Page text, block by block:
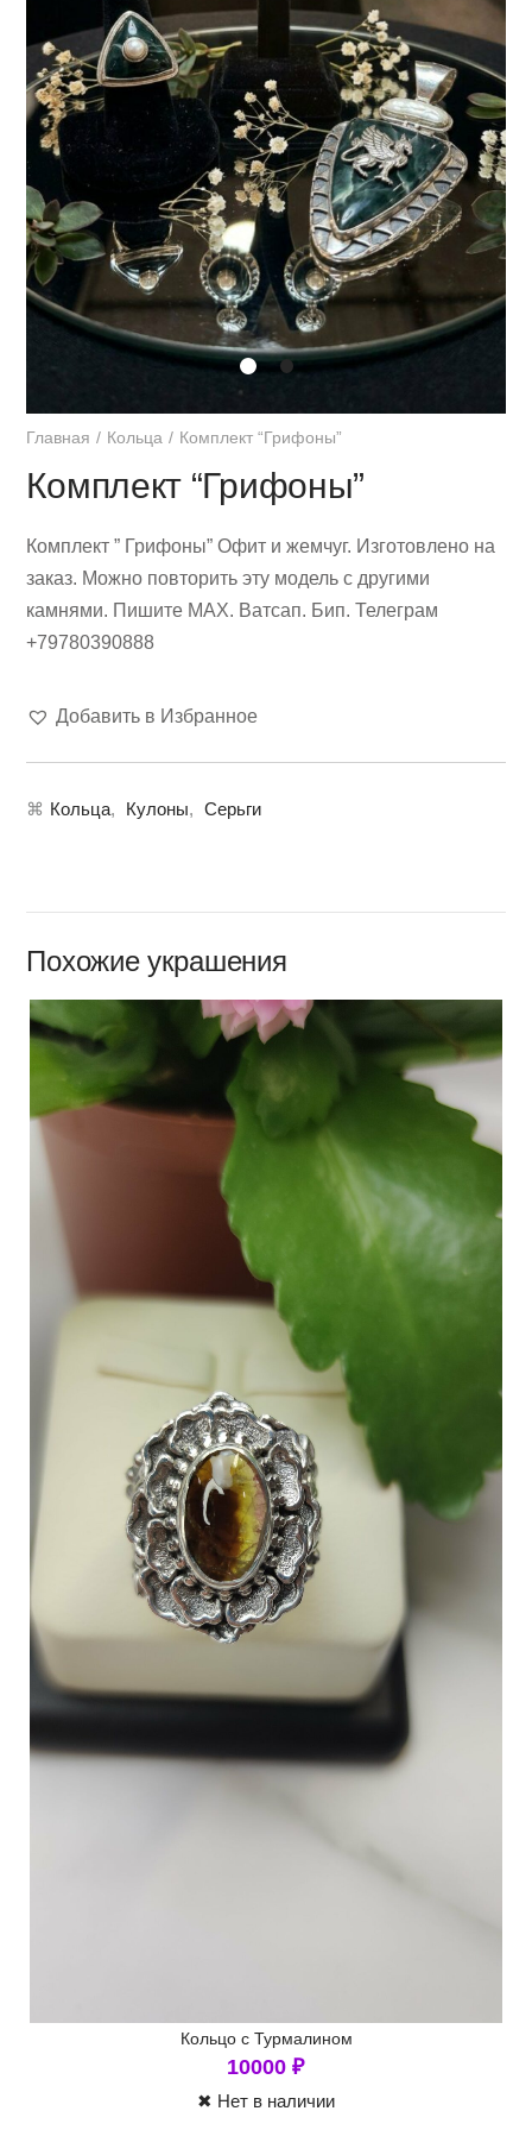
Главная Кольца Комплект “Грифоны”
Комплект “Грифоны”
Комплект ” Грифоны” Офит и жемчуг. Изготовлено на
заказ. Можно повторить эту модель с другими
камнями. Пишите МАХ. Ватсап. Бип. Телеграм
+79780390888
Добавить в Избранное
⌘ Кольца, Кулоны, Серьги
Похожие украшения
Кольцо с Турмалином
10000 ₽
✖ Нет в наличии